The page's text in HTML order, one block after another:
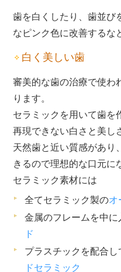
歯を白くしたり、歯並び
なピンク色に改善するな
白く美しい歯
審美的な歯の治療で使わ
ります。
セラミックを用いて歯を
再現できない白さと美し
天然歯と近い質感があり
きるので理想的な口元に
セラミック素材には
全てセラミック製のオ
金属のフレームを中に
ド
プラスチックを配合
ドセラミック